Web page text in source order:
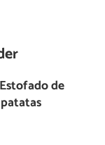
de